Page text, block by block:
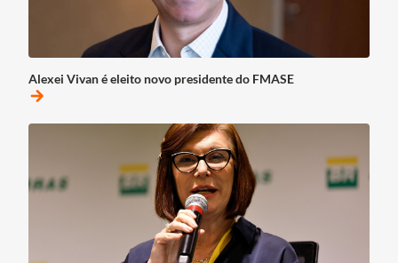
Alexei Vivan é eleito novo presidente do FMASE
arrow_forward